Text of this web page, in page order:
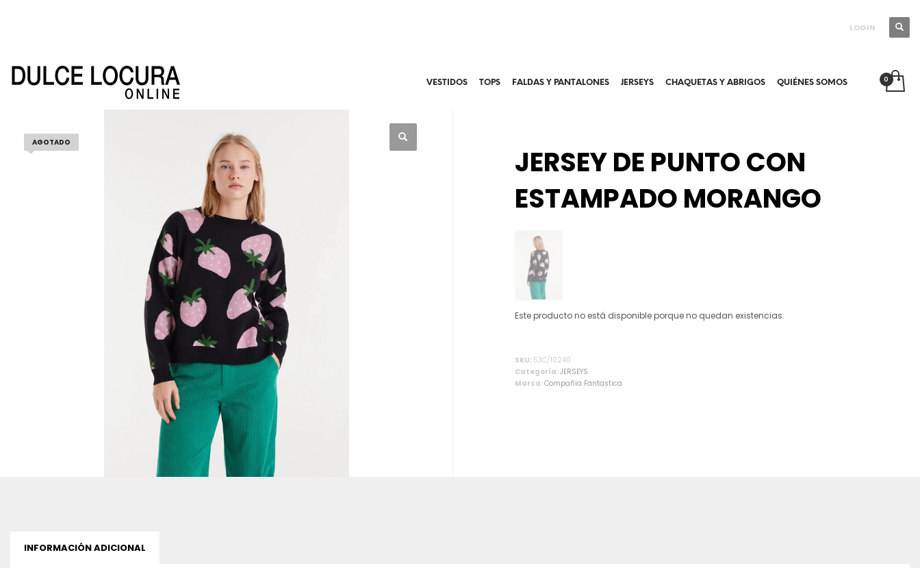
LOGIN
VESTIDOS TOPS FALDAS Y PANTALONES JERSEYS CHAQUETAS Y ABRIGOS QUIÉNES SOMOS
AGOTADO
JERSEY DE PUNTO CON
ESTAMPADO MORANGO
Este producto no está disponible porque no quedan existencias.
SKU: 53C/10240
Categoría:JERSEYS
Marca:Compañia Fantastica
INFORMACIÓN ADICIONAL